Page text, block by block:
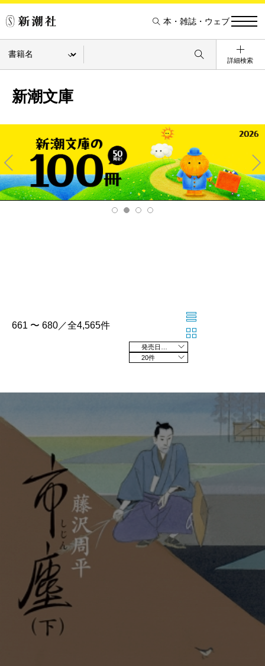
本・雑誌・ウェブ
詳細検索
新潮文庫
Pre
v
Ne
xt
661 〜 680／全4,565件
20件